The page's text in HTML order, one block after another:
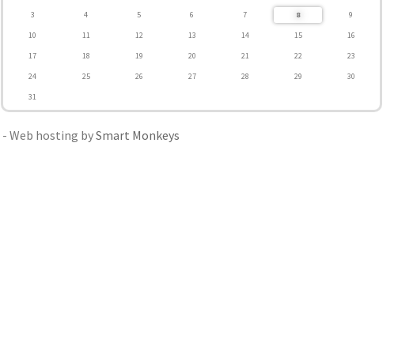
3
4 5 6 7 8
9
10
11 12 13 14 15
16
17
18 19 20 21 22
23
24
25 26 27 28 29
30
31
- Web hosting bySmart Monkeys